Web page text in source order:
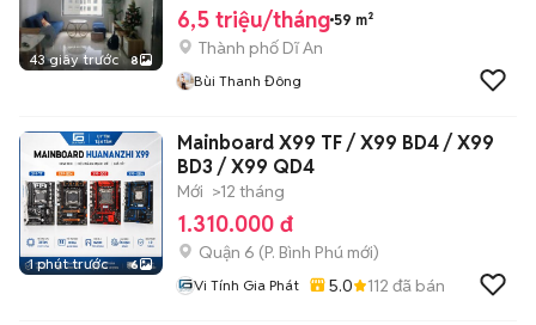
43 giây trước 8
6,5 triệu/tháng 59 m²
Thành phố Dĩ An
Bùi Thanh Đông
1 phút trước 6
Mainboard X99 TF / X99 BD4 / X99
BD3 / X99 QD4
Mới >12 tháng
1.310.000 đ
Quận 6 (P. Bình Phú mới)
Vi Tính Gia Phát 5.0 112 đã bán